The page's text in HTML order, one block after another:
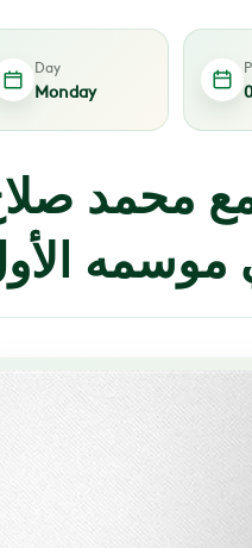
Day
Monday
مع محمد
موسمه